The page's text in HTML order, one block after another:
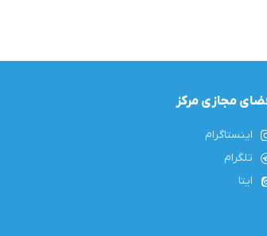
مجازی مرکز
اینستاگرام
تلگرام
ایتا